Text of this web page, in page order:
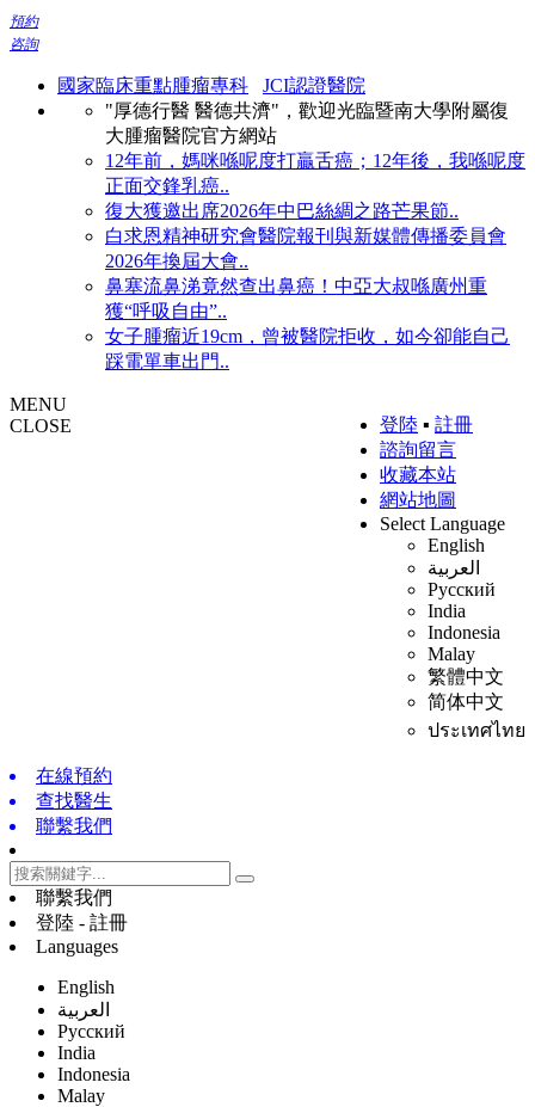
預約
咨詢
國家臨床重點腫瘤專科
JCI認證醫院
"厚德行醫 醫德共濟"，歡迎光臨暨南大學附屬復
大腫瘤醫院官方網站
12年前，媽咪喺呢度打贏舌癌；12年後，我喺呢度
正面交鋒乳癌..
復大獲邀出席2026年中巴絲綢之路芒果節..
白求恩精神研究會醫院報刊與新媒體傳播委員會
2026年換屆大會..
鼻塞流鼻涕竟然查出鼻癌！中亞大叔喺廣州重
獲“呼吸自由”..
女子腫瘤近19cm，曾被醫院拒收，如今卻能自己
踩電單車出門..
登陸 ▪ 註冊
諮詢留言
收藏本站
網站地圖
Select Language
English
العربية
Русский
India
Indonesia
Malay
繁體中文
简体中文
ประเทศไทย
MENU
CLOSE
在線預約
查找醫生
聯繫我們
聯繫我們
登陸 - 註冊
Languages
English
العربية
Русский
India
Indonesia
Malay